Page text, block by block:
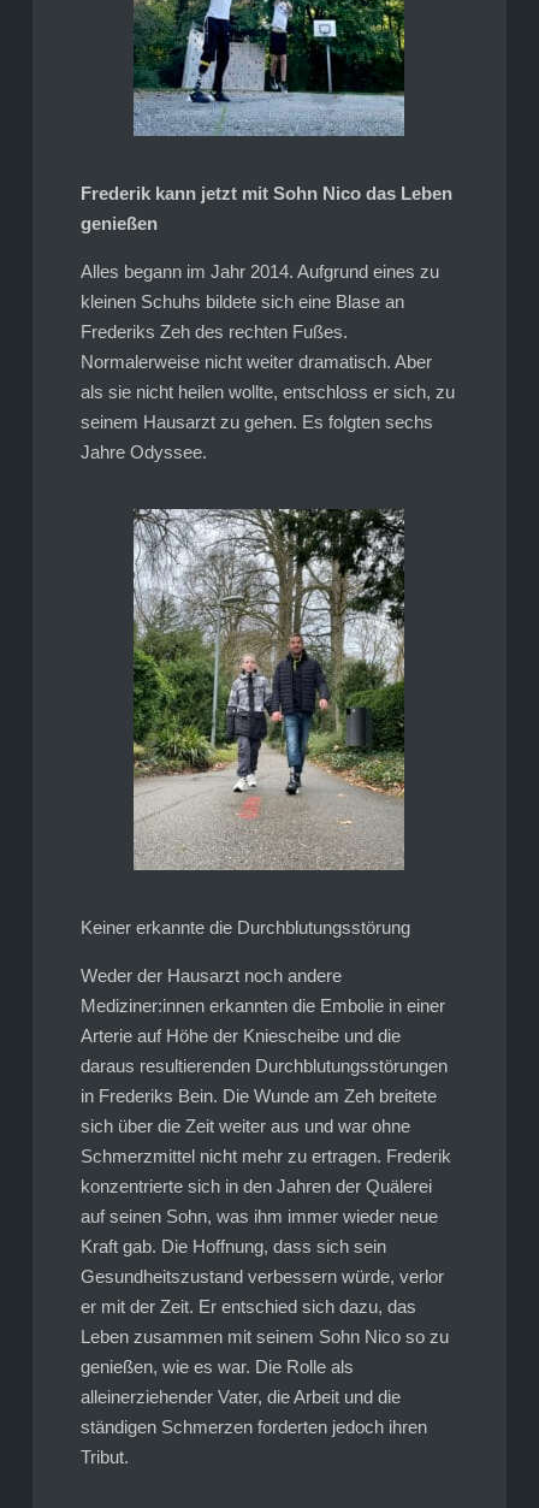
Frederik kann jetzt mit Sohn Nico das Leben
genießen
Alles begann im Jahr 2014. Aufgrund eines zu
kleinen Schuhs bildete sich eine Blase an
Frederiks Zeh des rechten Fußes.
Normalerweise nicht weiter dramatisch. Aber
als sie nicht heilen wollte, entschloss er sich, zu
seinem Hausarzt zu gehen. Es folgten sechs
Jahre Odyssee.
Keiner erkannte die Durchblutungsstörung
Weder der Hausarzt noch andere
Mediziner:innen erkannten die Embolie in einer
Arterie auf Höhe der Kniescheibe und die
daraus resultierenden Durchblutungsstörungen
in Frederiks Bein. Die Wunde am Zeh breitete
sich über die Zeit weiter aus und war ohne
Schmerzmittel nicht mehr zu ertragen. Frederik
konzentrierte sich in den Jahren der Quälerei
auf seinen Sohn, was ihm immer wieder neue
Kraft gab. Die Hoffnung, dass sich sein
Gesundheitszustand verbessern würde, verlor
er mit der Zeit. Er entschied sich dazu, das
Leben zusammen mit seinem Sohn Nico so zu
genießen, wie es war. Die Rolle als
alleinerziehender Vater, die Arbeit und die
ständigen Schmerzen forderten jedoch ihren
Tribut.